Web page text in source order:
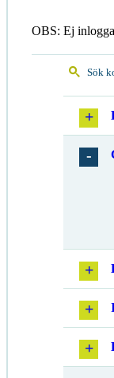
OBS: Ej
Sök